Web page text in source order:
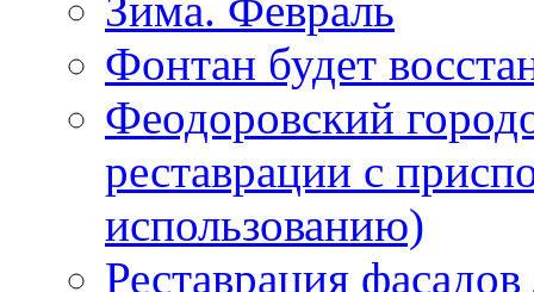
Зима. Февраль
Фонтан будет
Феодоровский
реставрации с
использованию)
Реставрация